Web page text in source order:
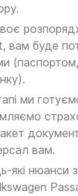
вам буде
ми
вам.
які нюанси